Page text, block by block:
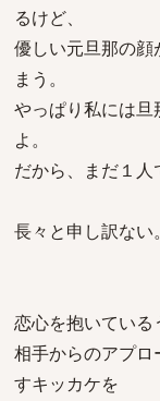
るけど、
優しい元旦那の顔
まう。
やっぱり私には旦
よ。
だから、まだ１人
長々と申し訳ない。
恋心を抱いている
相手からのアプ
すキッカケを